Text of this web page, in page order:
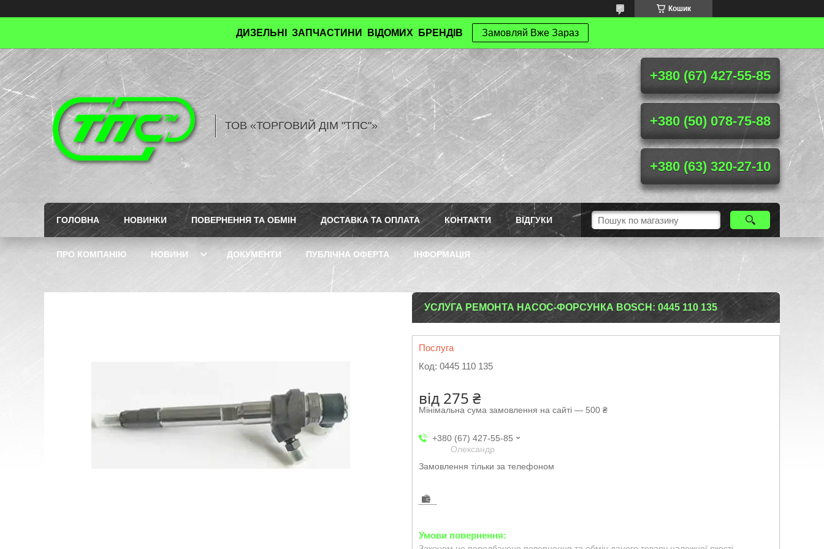
Кошик
ДИЗЕЛЬНІ ЗАПЧАСТИНИ ВІДОМИХ БРЕНДІВ Замовляй Вже Зараз
ТОВ «ТОРГОВИЙ ДІМ "ТПС"»
+380 (67) 427-55-85
+380 (50) 078-75-88
+380 (63) 320-27-10
ГОЛОВНА НОВИНКИ ПОВЕРНЕННЯ ТА ОБМІН ДОСТАВКА ТА ОПЛАТА КОНТАКТИ ВІДГУКИ
ПРО КОМПАНІЮ НОВИНИ ДОКУМЕНТИ ПУБЛІЧНА ОФЕРТА ІНФОРМАЦІЯ
УСЛУГА РЕМОНТА НАСОС-ФОРСУНКА BOSCH: 0445 110 135
Послуга
Код: 0445 110 135
від 275 ₴
Мінімальна сума замовлення на сайті — 500 ₴
+380 (67) 427-55-85
Олександр
Замовлення тільки за телефоном